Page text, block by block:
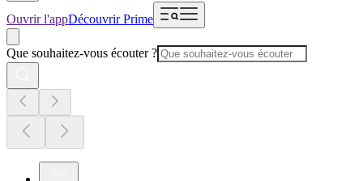
Ouvrir l'appDécouvrir Prime
Que souhaitez-vous écouter ?